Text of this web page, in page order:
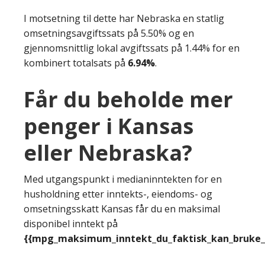
I motsetning til dette har Nebraska en statlig
omsetningsavgiftssats på 5.50% og en
gjennomsnittlig lokal avgiftssats på 1.44% for en
kombinert totalsats på 6.94%.
Får du beholde mer
penger i Kansas
eller Nebraska?
Med utgangspunkt i medianinntekten for en
husholdning etter inntekts-, eiendoms- og
omsetningsskatt Kansas får du en maksimal
disponibel inntekt på